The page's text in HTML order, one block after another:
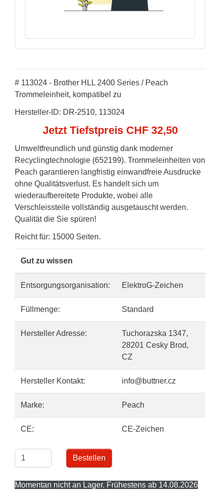
# 113024 - Brother HLL 2400 Series / Peach
Trommeleinheit, kompatibel zu
Hersteller-ID: DR-2510, 113024
Jetzt Tiefstpreis CHF 32,50
Umweltfreundlich und günstig dank moderner
Recyclingtechnologie (652199). Trommeleinheiten von
Peach garantieren langfristig einwandfreie Ausdrucke
ohne Qualitätsverlust. Es handelt sich um
wiederaufbereitete Produkte, wobei alle
Verschleissteile vollständig ausgetauscht werden.
Qualität die Sie spüren!
Reicht für: 15000 Seiten.
Gut zu wissen
Entsorgungsorganisation: ElektroG-Zeichen
Füllmenge: Standard
Hersteller Adresse:
Tuchorazska 1347,
28201 Cesky Brod,
CZ
Hersteller Kontakt: info@buttner.cz
Marke: Peach
CE: CE-Zeichen
Bestellen
Momentan nicht an Lager. Frühestens ab 14.08.2026